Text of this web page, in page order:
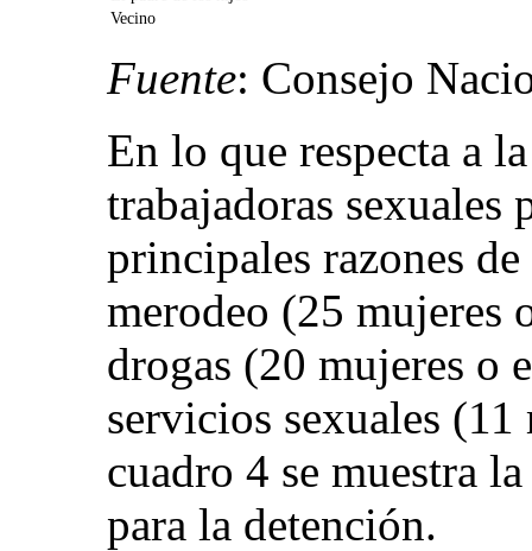
Vecino
Fuente: Consejo
En lo que respecta a
trabajadoras sexuales
principales razones
merodeo (25 mujeres
drogas (20 mujeres o
servicios sexuales
cuadro 4 se muestra
para la detención.